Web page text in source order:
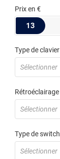
Prixen €
13
Type de clavier
Sélectionner
Rétroéclairage
Sélectionner
Type de switch
Sélectionner